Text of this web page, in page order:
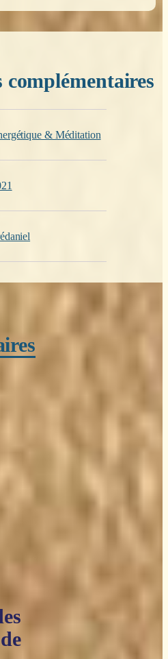
& Méditation